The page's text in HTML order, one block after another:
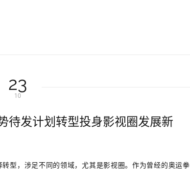
23
10
待发计划转型投身影视圈发展新
型，涉足不同的领域，尤其是影视圈。作为曾经的奥运拳